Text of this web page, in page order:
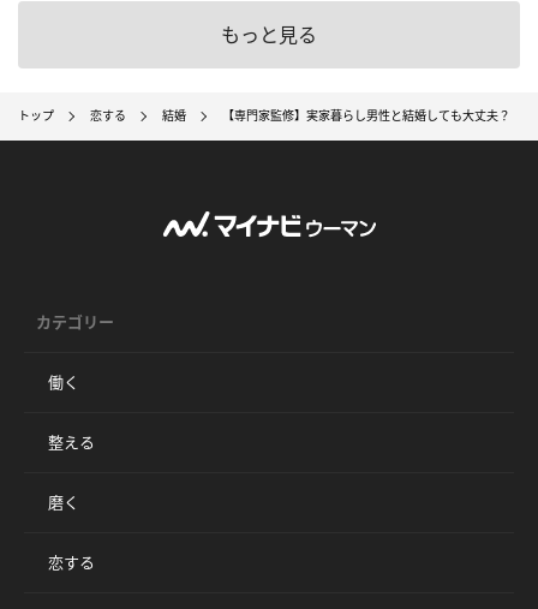
もっと見る
トップ 恋する 結婚 【専門家監修】実家暮らし男性と結婚しても大丈夫？
カテゴリー
働く
整える
磨く
恋する